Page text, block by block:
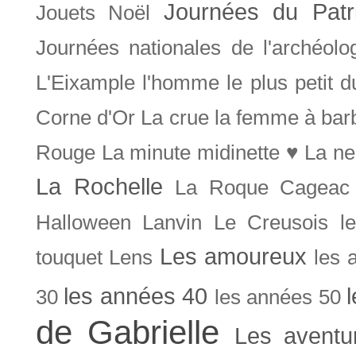
Jouets Noël
Journées du
Journées nationales de
L'Eixample l'homme le plus petit
Corne d'Or La crue la femme à
Rouge La minute midinette ♥ La
La Rochelle
La Roque Cageac
Halloween
Lanvin Le Creusois
touquet Lens Les amoureux
les
30 les années 40 les années 50
de Gabrielle Les